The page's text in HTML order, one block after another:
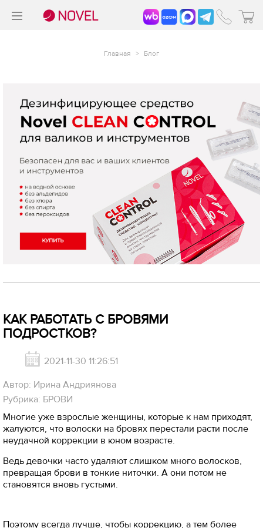
Главная > Блог
КАК РАБОТАТЬ С БРОВЯМИ
ПОДРОСТКОВ?
2021-11-30 11:26:51
Автор: Ирина Андриянова
Рубрика: БРОВИ
Многие уже взрослые женщины, которые к нам приходят,
жалуются, что волоски на бровях перестали расти после
неудачной коррекции в юном возрасте.
Ведь девочки часто удаляют слишком много волосков,
превращая брови в тонкие ниточки. А они потом не
становятся вновь густыми.
Поэтому всегда лучше, чтобы коррекцию, а тем более